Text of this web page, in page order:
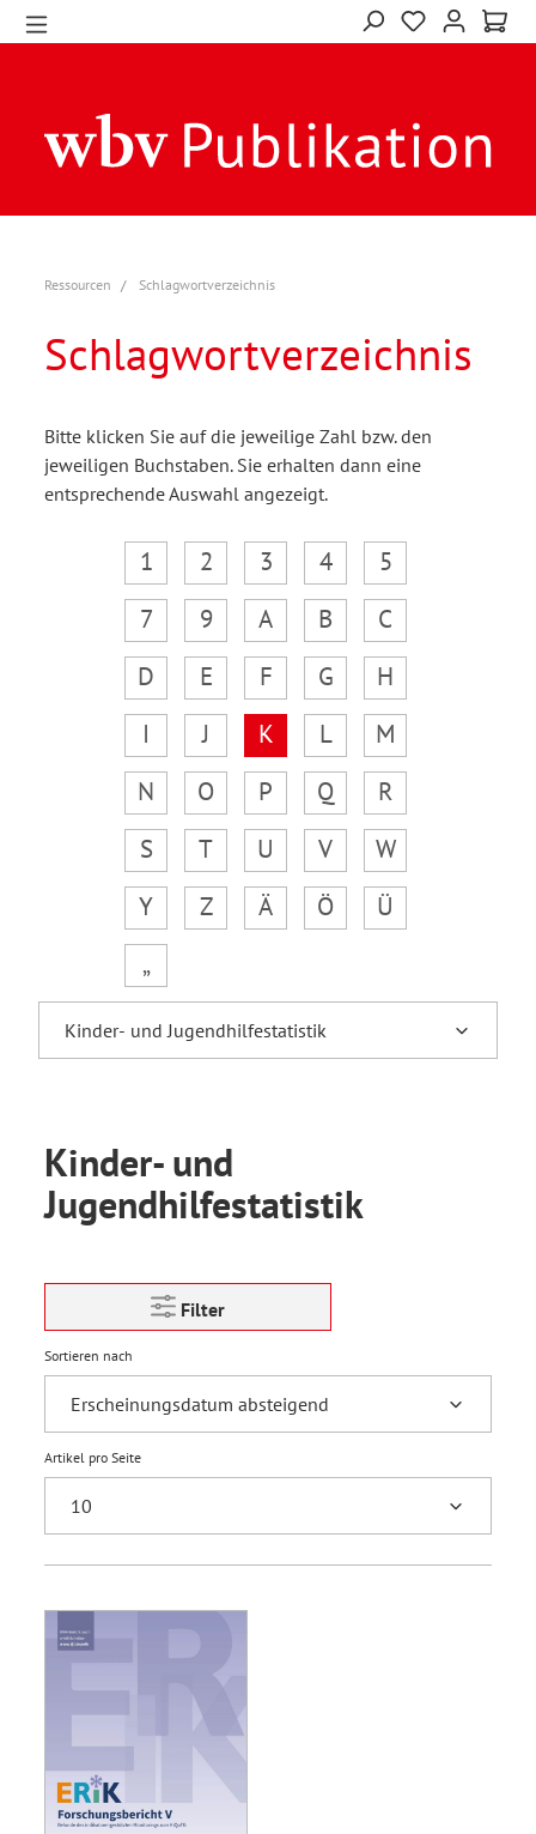
Ressourcen Schlagwortverzeichnis
Schlagwortverzeichnis
Bitte klicken Sie auf die jeweilige Zahl bzw. den
jeweiligen Buchstaben. Sie erhalten dann eine
entsprechende Auswahl angezeigt.
1 2 3 4
5
7
9 A B
C
D
E F G
H
I
J K L
M
N
O P Q
R
S
T U V
W
Y
Z Ä Ö
Ü
„
Kinder- und
Jugendhilfestatistik
Filter
Sortieren nach
Artikel pro Seite